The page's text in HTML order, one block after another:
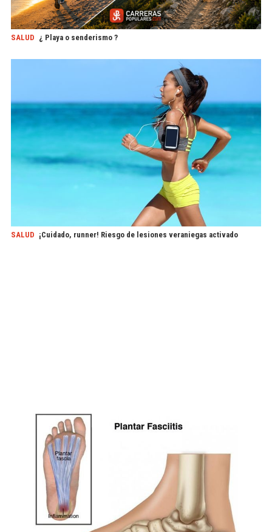
SALUD ¿ Playa o senderismo ?
SALUD ¡Cuidado, runner! Riesgo de lesiones veraniegas activado